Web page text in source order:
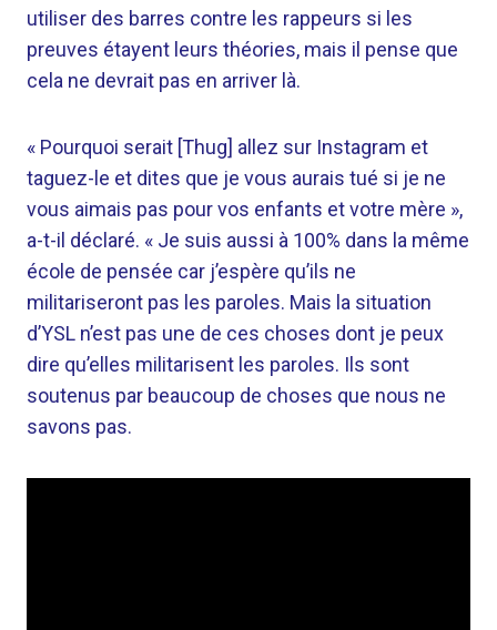
utiliser des barres contre les rappeurs si les
preuves étayent leurs théories, mais il pense que
cela ne devrait pas en arriver là.
« Pourquoi serait [Thug] allez sur Instagram et
taguez-le et dites que je vous aurais tué si je ne
vous aimais pas pour vos enfants et votre mère »,
a-t-il déclaré. « Je suis aussi à 100% dans la même
école de pensée car j’espère qu’ils ne
militariseront pas les paroles. Mais la situation
d’YSL n’est pas une de ces choses dont je peux
dire qu’elles militarisent les paroles. Ils sont
soutenus par beaucoup de choses que nous ne
savons pas.